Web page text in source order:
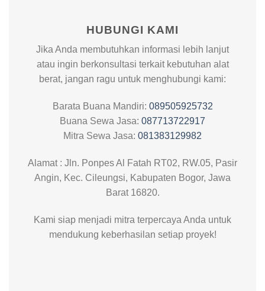
HUBUNGI KAMI
Jika Anda membutuhkan informasi lebih lanjut
atau ingin berkonsultasi terkait kebutuhan alat
berat, jangan ragu untuk menghubungi kami:
Barata Buana Mandiri: 089505925732
Buana Sewa Jasa: 087713722917
Mitra Sewa Jasa: 081383129982
Alamat : Jln. Ponpes Al Fatah RT02, RW.05, Pasir
Angin, Kec. Cileungsi, Kabupaten Bogor, Jawa
Barat 16820.
Kami siap menjadi mitra terpercaya Anda untuk
mendukung keberhasilan setiap proyek!
Our customer support team is here to
answer your questions. Ask us anything!